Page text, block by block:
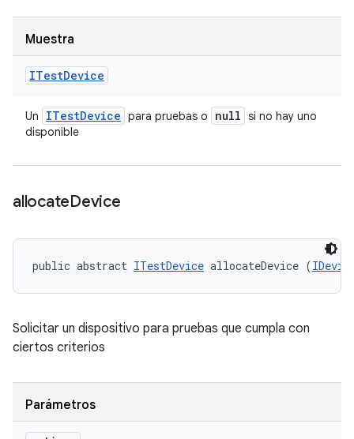
Muestra
ITestDevice
Un ITestDevice para pruebas o null si no hay uno
disponible
allocateDevice
public abstract ITestDevice allocateDevice (
Solicitar un dispositivo para pruebas que cumpla con
ciertos criterios
Parámetros